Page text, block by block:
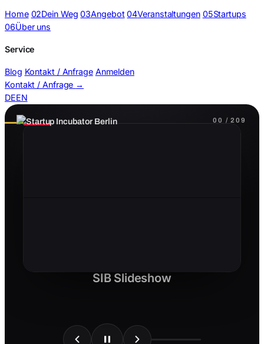
Home 02Dein Weg 03Angebot 04Veranstaltungen 05Startups
06Über uns
Service
Blog Kontakt / Anfrage Anmelden
Kontakt / Anfrage →
DEEN
Flip-Galerie · Slideshow 00 / 209
SIB Slideshow